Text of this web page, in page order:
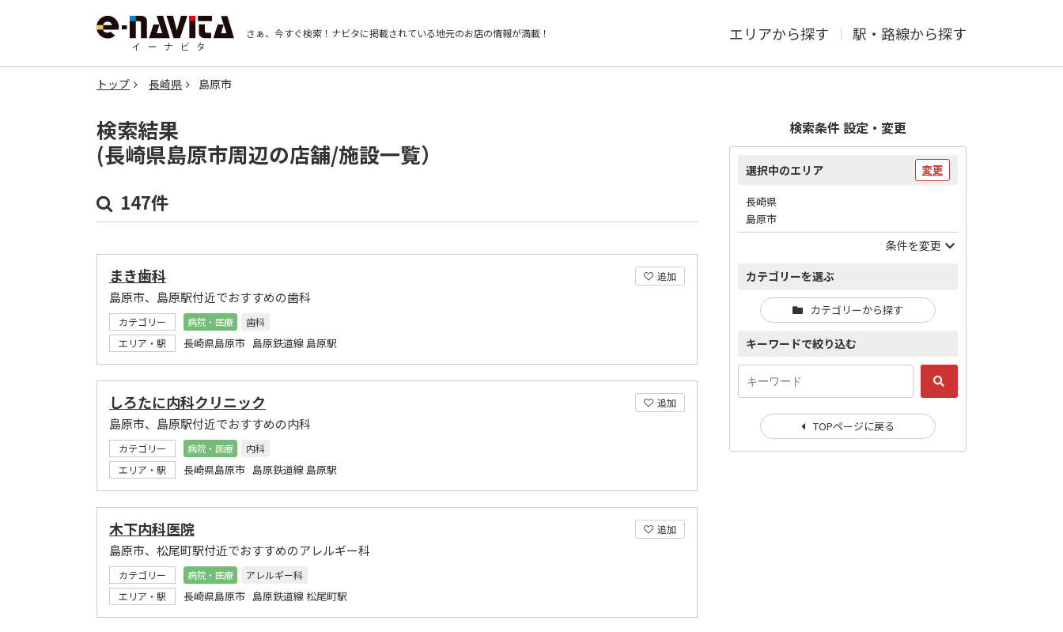
さぁ、今すぐ検索！ ナビタに掲載されている地元のお店の情報が満載！ エリアから探す 駅・路線から探す
トップ 長崎県 島原市
検索結果
(長崎県島原市周辺の店舗/施設一覧）
147件
追加
まき歯科
島原市、島原駅付近でおすすめの歯科
カテゴリー 病院・医療
歯科
エリア・駅
長崎県島原市 島原鉄道線 島原駅
追加
しろたに内科クリニック
島原市、島原駅付近でおすすめの内科
カテゴリー 病院・医療
内科
エリア・駅
長崎県島原市 島原鉄道線 島原駅
追加
木下内科医院
島原市、松尾町駅付近でおすすめのアレルギー科
カテゴリー 病院・医療
アレルギー科
エリア・駅
長崎県島原市 島原鉄道線 松尾町駅
検索条件 設定・変更
選択中のエリア 変更
長崎県
島原市
条件を変更
カテゴリーを選ぶ
カテゴリーから探す
キーワードで絞り込む
TOPページに戻る